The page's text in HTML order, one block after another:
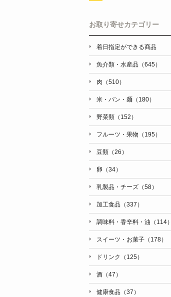
お取り寄せカテゴリー
着日指定ができる商品
魚介類・水産品（645）
肉（510）
米・パン・麺（180）
野菜類（152）
フルーツ・果物（195）
豆類（26）
卵（34）
乳製品・チーズ（58）
加工食品（337）
調味料・香辛料・油（114）
スイーツ・お菓子（178）
ドリンク（125）
酒（47）
健康食品（37）